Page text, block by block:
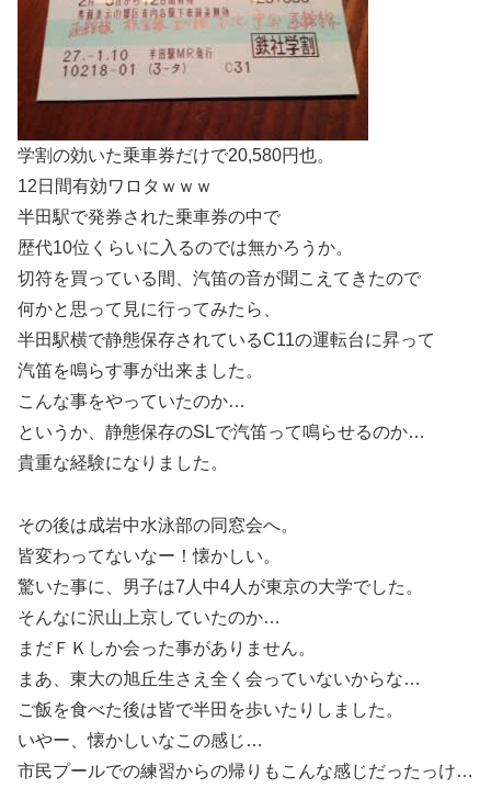
学割の効いた乗車券だけで20,580円也。
12日間有効ワロタｗｗｗ
半田駅で発券された乗車券の中で
歴代10位くらいに入るのでは無かろうか。
切符を買っている間、汽笛の音が聞こえてきたので
何かと思って見に行ってみたら、
半田駅横で静態保存されているC11の運転台に昇って
汽笛を鳴らす事が出来ました。
こんな事をやっていたのか…
というか、静態保存のSLで汽笛って鳴らせるのか…
貴重な経験になりました。
その後は成岩中水泳部の同窓会へ。
皆変わってないなー！懐かしい。
驚いた事に、男子は7人中4人が東京の大学でした。
そんなに沢山上京していたのか…
まだＦＫしか会った事がありません。
まあ、東大の旭丘生さえ全く会っていないからな…
ご飯を食べた後は皆で半田を歩いたりしました。
いやー、懐かしいなこの感じ…
市民プールでの練習からの帰りもこんな感じだったっけ…